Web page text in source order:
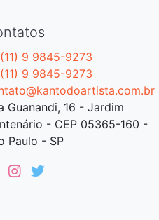
(11) 9 9845-9273
(11) 9 9845-9273
Guanandi, 16 - Jardim
- CEP 05365-160 -
Paulo - SP